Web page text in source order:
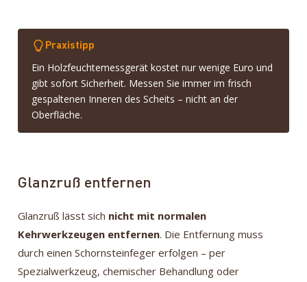
Praxistipp
Ein Holzfeuchtemessgerät kostet nur wenige Euro und
gibt sofort Sicherheit. Messen Sie immer im frisch
gespaltenen Inneren des Scheits – nicht an der
Oberfläche.
Glanzruß entfernen
Glanzruß lässt sich nicht mit normalen
Kehrwerkzeugen entfernen. Die Entfernung muss
durch einen Schornsteinfeger erfolgen – per
Spezialwerkzeug, chemischer Behandlung oder